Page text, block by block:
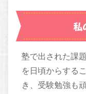
私
塾で出された課
を日頃からする
き、受験勉強も